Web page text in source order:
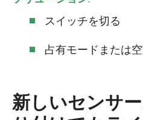
スイッチを切る
占有モードまたは
新しいセンサ